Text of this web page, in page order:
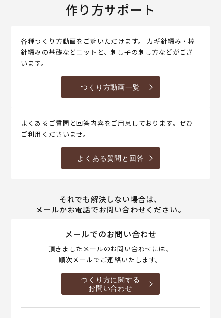
作り方サポート
各種つくり方動画をご覧いただけます。 カギ針編み・棒
針編みの基礎などニットと、刺し子の刺し方などがござ
います。
つくり方動画一覧
よくあるご質問と回答内容をご用意しております。ぜひ
ご利用くださいませ。
よくある質問と回答
それでも解決しない場合は、
メールかお電話でお問い合わせください。
メールでのお問い合わせ
頂きましたメールのお問い合わせには、
順次メールでご連絡いたします。
つくり方に関する
お問い合わせ